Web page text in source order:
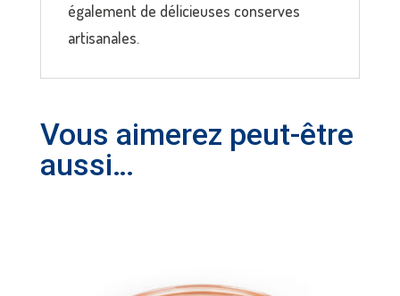
également de délicieuses conserves
artisanales.
Vous aimerez peut-être
aussi…